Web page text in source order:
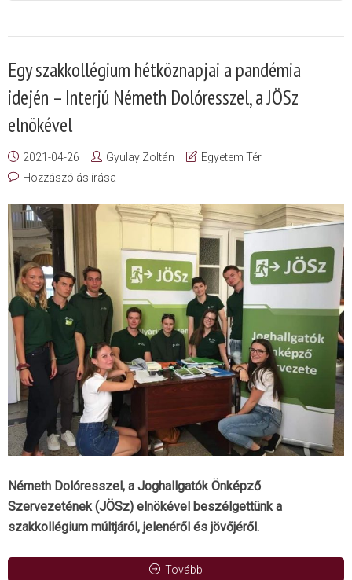
Egy szakkollégium hétköznapjai a pandémia
idején – Interjú Németh Dolóresszel, a JÖSz
elnökével
2021-04-26 Gyulay Zoltán
Egyetem Tér
Hozzászólás írása
Németh Dolóresszel, a Joghallgatók Önképző
Szervezetének (JÖSz) elnökével beszélgettünk a
szakkollégium múltjáról, jelenéről és jövőjéről.
Tovább